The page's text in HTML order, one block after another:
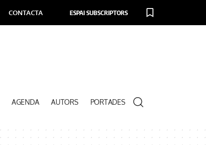
CONTACTA ESPAI SUBSCRIPTORS
AGENDA AUTORS PORTADES